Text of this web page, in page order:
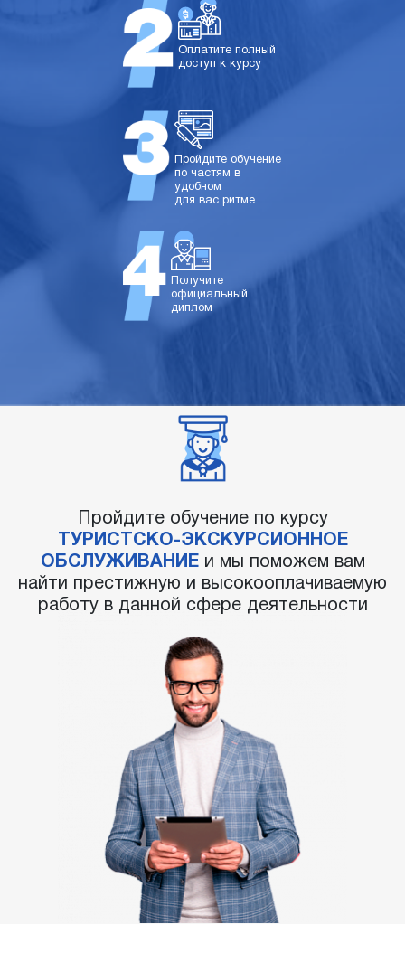
Оплатите полный
доступ к курсу
Пройдите обучение
по частям в
удобном
для вас ритме
Получите
официальный
диплом
Пройдите обучение по курсу
ТУРИСТСКО-ЭКСКУРСИОННОЕ
ОБСЛУЖИВАНИЕи мы поможем вам
найти престижную и высокооплачиваемую
работу в данной сфере деятельности